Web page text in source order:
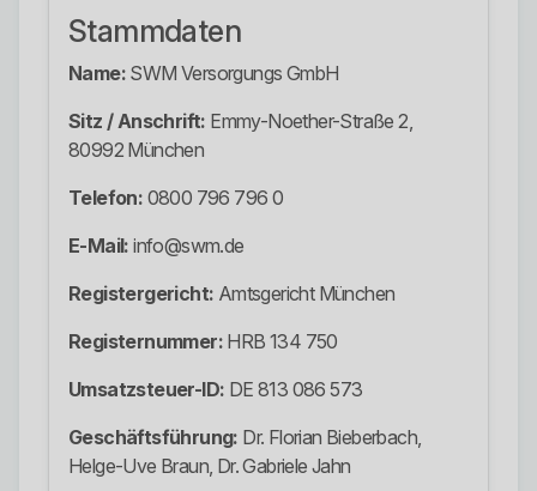
Stammdaten
Name: SWM Versorgungs GmbH
Sitz / Anschrift: Emmy-Noether-Straße 2,
80992 München
Telefon: 0800 796 796 0
E-Mail: info@swm.de
Registergericht: Amtsgericht München
Registernummer: HRB 134 750
Umsatzsteuer-ID: DE 813 086 573
Geschäftsführung: Dr. Florian Bieberbach,
Helge-Uve Braun, Dr. Gabriele Jahn